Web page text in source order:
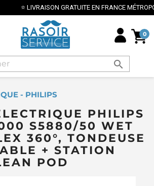
EN FRANCE MÉTROPOLITAINE DÈS 70€ ⭐
0
search
- PHILIPS
PHILIPS
S5880/50 WET
360°, TONDEUSE
+ STATION
POD